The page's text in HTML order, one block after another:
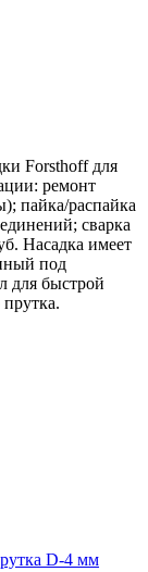
Forsthoff для
ремонт
пайка/распайка
сварка
Насадка имеет
под
для быстрой
D-4 мм